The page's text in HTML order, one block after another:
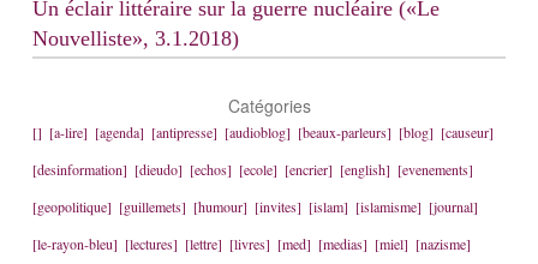
Un éclair littéraire sur la guerre nucléaire («Le
Nouvelliste», 3.1.2018)
Catégories
[] [a-lire] [agenda] [antipresse] [audioblog] [beaux-parleurs] [blog] [causeur]
[desinformation] [dieudo] [echos] [ecole] [encrier] [english] [evenements]
[geopolitique] [guillemets] [humour] [invites] [islam] [islamisme] [journal]
[le-rayon-bleu] [lectures] [lettre] [livres] [med] [medias] [miel] [nazisme]